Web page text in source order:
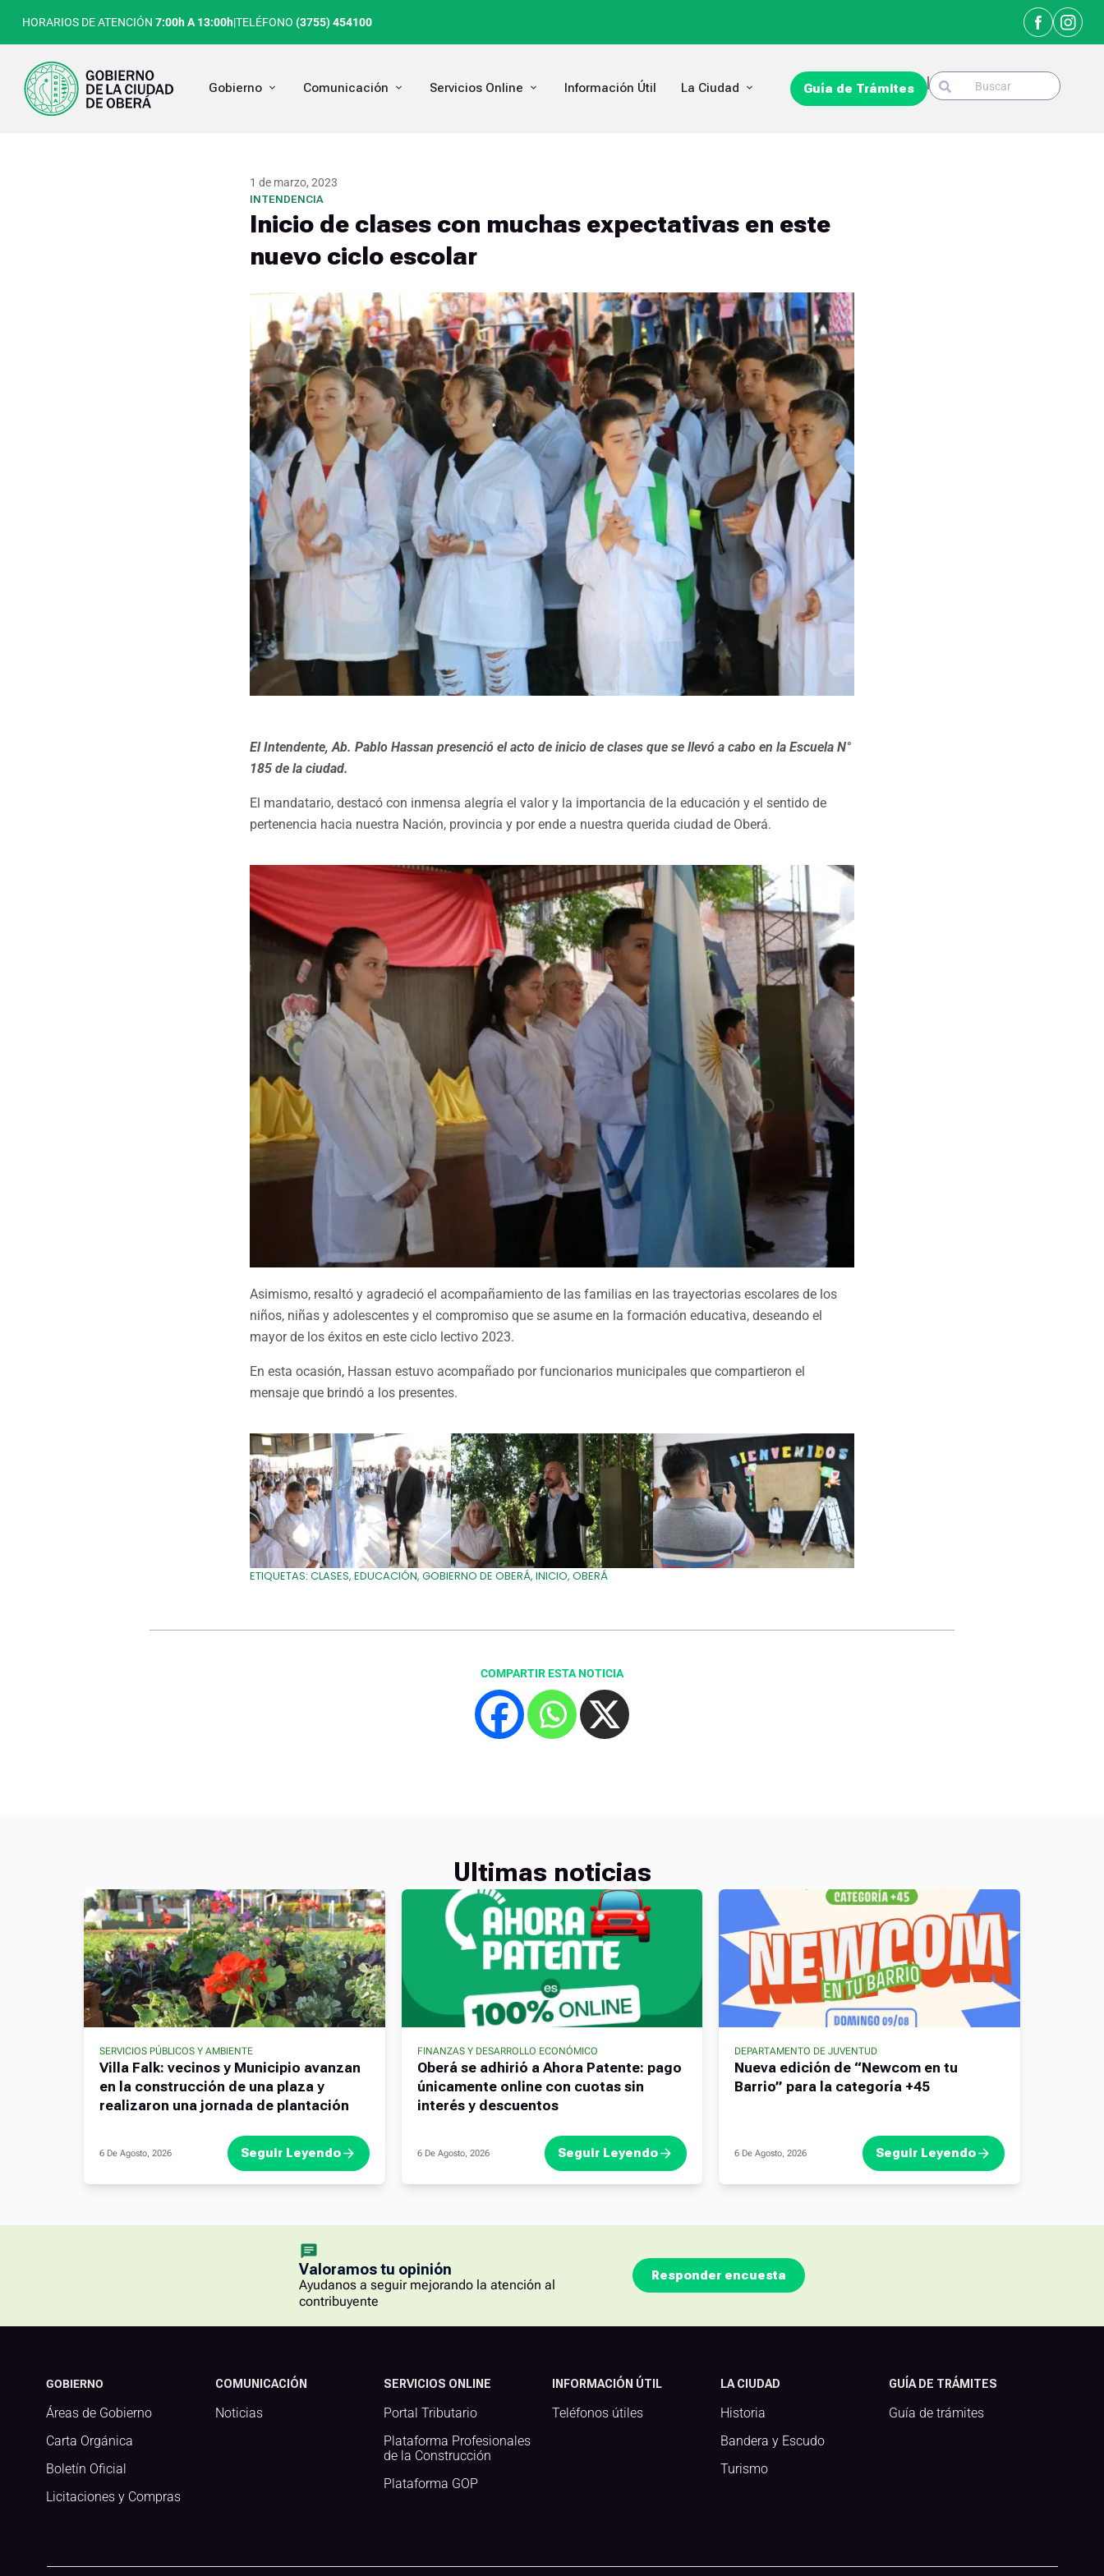
HORARIOS DE ATENCIÓN 7:00h A 13:00h|TELÉFONO (3755) 454100
Gobierno Open Gobierno
Comunicación Open Comunicación
Servicios Online Open Servicios Online
Información Útil La Ciudad Open La CiudadGuía de Trámites Search
Search
1 de marzo, 2023
INTENDENCIA
Inicio de clases con muchas expectativas en este
nuevo ciclo escolar
El Intendente, Ab. Pablo Hassan presenció el acto de inicio de clases que se llevó a cabo en la Escuela N°
185 de la ciudad.
El mandatario, destacó con inmensa alegría el valor y la importancia de la educación y el sentido de
pertenencia hacia nuestra Nación, provincia y por ende a nuestra querida ciudad de Oberá.
Asimismo, resaltó y agradeció el acompañamiento de las familias en las trayectorias escolares de los
niños, niñas y adolescentes y el compromiso que se asume en la formación educativa, deseando el
mayor de los éxitos en este ciclo lectivo 2023.
En esta ocasión, Hassan estuvo acompañado por funcionarios municipales que compartieron el
mensaje que brindó a los presentes.
ETIQUETAS: CLASES, EDUCACIÓN, GOBIERNO DE OBERÁ, INICIO, OBERÁ
COMPARTIR ESTA NOTICIA
Ultimas noticias
SERVICIOS PÚBLICOS Y AMBIENTE
Villa Falk: vecinos y Municipio avanzan
en la construcción de una plaza y
realizaron una jornada de plantación
6 De Agosto, 2026 Seguir Leyendo
FINANZAS Y DESARROLLO ECONÓMICO
Oberá se adhirió a Ahora Patente: pago
únicamente online con cuotas sin
interés y descuentos
6 De Agosto, 2026 Seguir Leyendo
DEPARTAMENTO DE JUVENTUD
Nueva edición de “Newcom en tu
Barrio” para la categoría +45
6 De Agosto, 2026 Seguir Leyendo
Valoramos tu opinión
Ayudanos a seguir mejorando la atención al
contribuyente
Responder encuesta
GOBIERNO
Áreas de Gobierno
Carta Orgánica
Boletín Oficial
Licitaciones y Compras
COMUNICACIÓN
Noticias
SERVICIOS ONLINE
Portal Tributario
Plataforma Profesionales
de la Construcción
Plataforma GOP
INFORMACIÓN ÚTIL
Teléfonos útiles
LA CIUDAD
Historia
Bandera y Escudo
Turismo
GUÍA DE TRÁMITES
Guía de trámites